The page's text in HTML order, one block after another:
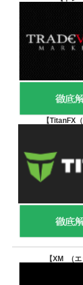
【TitanFX
【XM （